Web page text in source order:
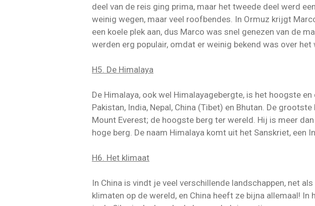
deel van de reis ging prima, maar het tweede deel werd
weinig wegen, maar veel roofbendes. In Ormuz krijgt
een koele plek aan, dus Marco was snel genezen van de
werden erg populair, omdat er weinig bekend was over het
H5. De Himalaya
De Himalaya, ook wel Himalayagebergte, is het hoogste
Pakistan, India, Nepal, China (Tibet) en Bhutan. De
Mount Everest; de hoogste berg ter wereld. Hij is meer
hoge berg. De naam Himalaya komt uit het Sanskriet, een
H6. Het klimaat
In China is vindt je veel verschillende landschappen, net
klimaten op de wereld, en China heeft ze bijna allemaal!